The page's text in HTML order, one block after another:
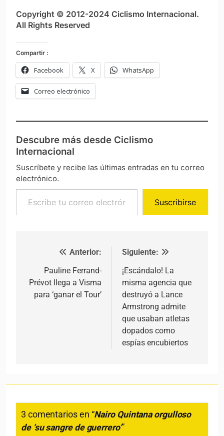
Copyright © 2012-2024 Ciclismo Internacional.
All Rights Reserved
Compartir :
Facebook X WhatsApp
Correo electrónico
Descubre más desde Ciclismo
Internacional
Suscríbete y recibe las últimas entradas en tu correo
electrónico.
Escribe tu correo electrónico…
Suscribirse
Navegación de entradas
Anterior:
Pauline Ferrand-
Prévot llega a Visma
para ‘ganar el Tour’
Siguiente:
¡Escándalo! La
misma agencia que
destruyó a Lance
Armstrong admite
que usaban atletas
dopados como
espías encubiertos
3 comentarios en “Nairo Quintana orgulloso
de ‘su sangre de guerrero’”